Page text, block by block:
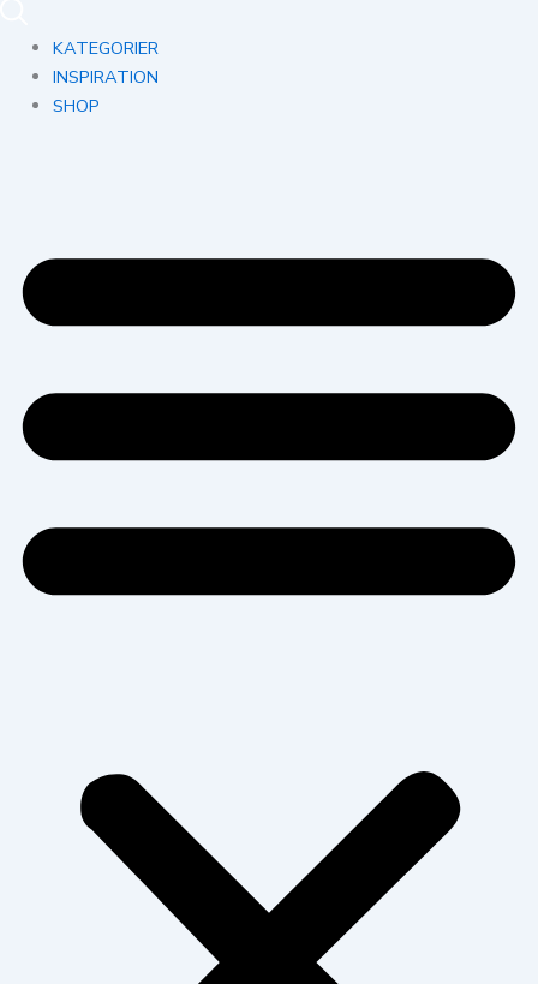
KATEGORIER
INSPIRATION
SHOP